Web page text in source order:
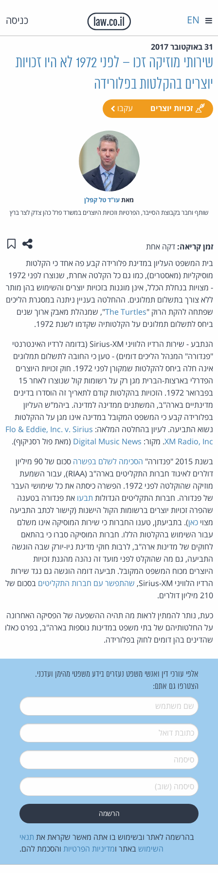
כניסה EN
31 באוקטובר 2017
שירותי מוזיקה זכו – לפני 1972 לא היו זכויות
יוצרים בהקלטות בפלורידה
זכויות יוצרים עקבו
מאת‏עו"ד טל קפלן
שותף וחבר בקבוצת הסייבר, הפרטיות וזכויות היוצרים במשרד פרל כהן צדק לצר ברץ
זמן קריאה: דקה אחת שתפו
בית המשפט העליון במדינת פלורידה קבע פה אחד כי הקלטות
מוסיקליות (מאסטרים), כמו גם כל הקלטה אחרת, שנוצרו לפני 1972
- מצויות בנחלת הכלל, אינן מוגנות בזכויות יוצרים והשימוש בהן מותר
ללא צורך בתשלום תמלוגים. ההחלטה בעניין ניתנה במסגרת הליכים
שפתחה להקת הרוק "The Turtles", שמנהלת מאבק ארוך שנים
ביחס לתשלום תמלוגים על הקלטותיה שקדמו לשנת 1972.
הנתבע - שירות הרדיו הלוויני Sirius-XM (בדומה לרדיו האינטרנטי
"פנדורה" המנהל הליכים דומים) - טען כי החובה לתשלום תמלוגים
אינה חלה ביחס להקלטות שמקורן לפני 1972. חוק זכויות היוצרים
הפדרלי בארצות-הברית מגן רק על רשומות קול שנוצרו לאחר 15
בפברואר 1972. הזכויות בהקלטות קודם לתאריך זה הוסדרו בדינים
מדינתיים בארה"ב, המשתנים ממדינה למדינה. ביהמ"ש העליון
בפלורידה קבע כי המשפט המקובל במדינה אינו מגן על ההקלטות
נשוא התביעה. לעיון בהחלטה המלאה: Flo & Eddie, Inc. v. Sirius
XM Radio, Inc. מקור: Digital Music News (מאת פול רסניקוף).
בשנת 2015 "פנדורה"
הסכימה לשלם בפשרה
סכום של 90 מיליון
דולרים לאיגוד חברות התקליטים בארה"ב (RIAA), עבור השמעת
מוזיקה שהוקלטה לפני 1972. הפשרה כיסתה את כל שימושי העבר
של פנדורה. חברות התקליטים הגדולות תבעו את פנדורה בטענה
שהפרה זכויות יוצרים ברשומות הקול הישנות (קישור לכתב התביעה
מצוי כאן). בתביעתן, טענו החברות כי שירות המוסיקה אינו משלם
עבור השימוש בהקלטות הללו. חברות המוסיקה סברו כי בהתאם
לחוקים של מדינות ארה"ב, לרבות חוקי מדינת ניו-יורק שבה הוגשה
התביעה, גם מה שהוקלט לפני מועד זה נהנה מהגנת זכויות
היוצרים מכוח המשפט המקובל. תביעה דומה הוגשה גם נגד שירות
הרדיו הלוויני Sirius-XM,
שהתפשר עם חברות התקליטים בסכום של
210 מיליון דולרים.
כעת, נותר להמתין לראות מה תהיה ההשפעה של הפסיקה האחרונה
על החלטותיהם של בתי משפט במדינות נוספות בארה"ב, בפרט כאלו
שהדינים בהן דומים לחוק בפלורידה.
אלפי עורכי דין ואנשי משפט נעזרים בידע משפטי מהימן ועדכני.
הצטרפו גם אתם:
שם משתמש*
דואל*
סיסמה*
סיסמה (שוב)*
בהרשמה לאתר ובשימוש בו אתה מאשר שקראת את תנאי
השימוש באתר ומדיניות הפרטיות והסכמת להם.